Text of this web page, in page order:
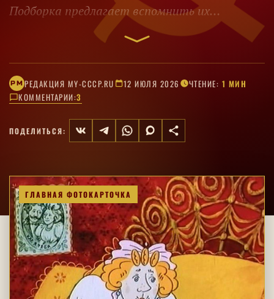
Подборка предлагает вспомнить их
поступки, характеры и экранные детали.
РM РЕДАКЦИЯ MY-CCCP.RU 12 ИЮЛЯ 2026 ЧТЕНИЕ: 1 МИН
КОММЕНТАРИИ:3
ПОДЕЛИТЬСЯ:
ГЛАВНАЯ ФОТОКАРТОЧКА